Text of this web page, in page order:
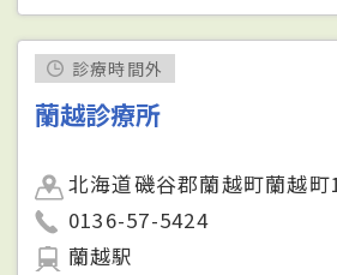
診療時間外
蘭越診療所
北海道磯谷郡蘭越町蘭越町
0136-57-5424
蘭越駅